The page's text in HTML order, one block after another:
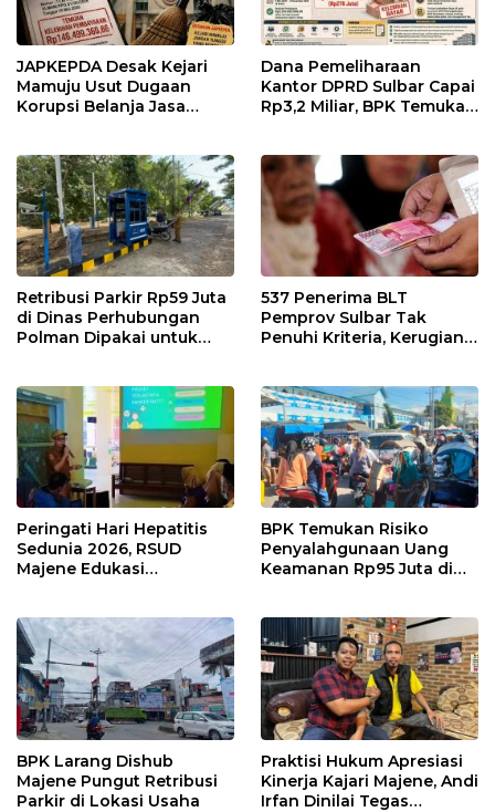
JAPKEPDA Desak Kejari
Mamuju Usut Dugaan
Korupsi Belanja Jasa
Kelebihan Pembayaran
Rp146,4 Juta
Dana Pemeliharaan
Kantor DPRD Sulbar Capai
Rp3,2 Miliar, BPK Temukan
Retribusi Parkir Rp59 Juta
di Dinas Perhubungan
Polman Dipakai untuk
537 Penerima BLT
Pemprov Sulbar Tak
Penuhi Kriteria, Kerugian
Peringati Hari Hepatitis
Sedunia 2026, RSUD
Majene Edukasi
Pencegahan Hepatitis
BPK Temukan Risiko
Penyalahgunaan Uang
Keamanan Rp95 Juta di
BPK Larang Dishub
Majene Pungut Retribusi
Parkir di Lokasi Usaha
Praktisi Hukum Apresiasi
Kinerja Kajari Majene, Andi
Irfan Dinilai Tegas